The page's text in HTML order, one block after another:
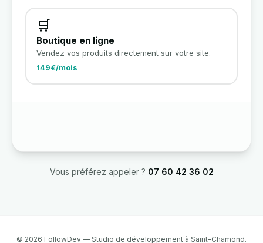
🛒
Boutique en ligne
Vendez vos produits directement sur votre site.
149€/mois
Vous préférez appeler ? 07 60 42 36 02
© 2026 FollowDev — Studio de développement à Saint-Chamond.